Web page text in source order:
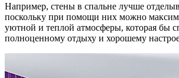
Например, стены в спальне лучше
поскольку при помощи них можно
уютной и теплой атмосферы, которая бы
полноценному отдыху и хорошему